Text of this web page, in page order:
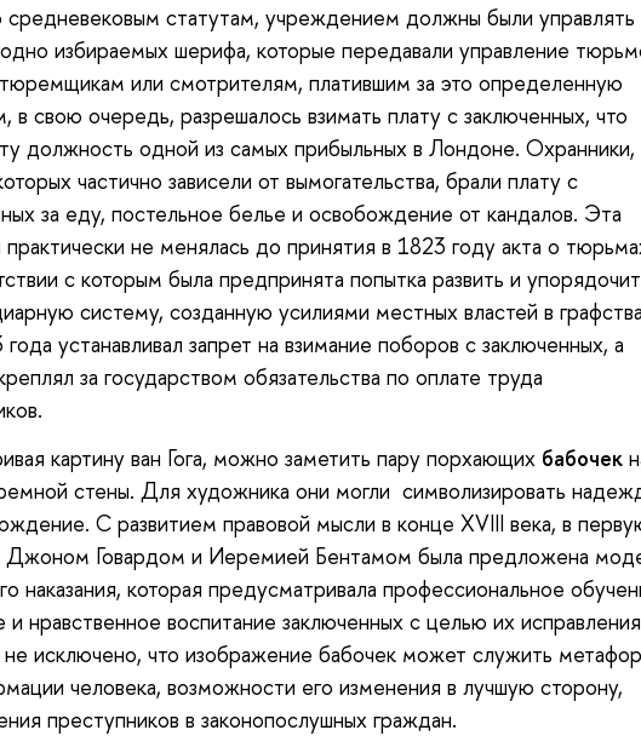
средневековым статутам, учреждением должны были управлять
избираемых шерифа, которые передавали управление
или смотрителям, платившим за это определенную
в свою очередь, разрешалось взимать плату с заключенных, что
должность одной из самых прибыльных в Лондоне. Охранники,
частично зависели от вымогательства, брали плату с
за еду, постельное белье и освобождение от кандалов. Эта
практически не менялась до принятия в 1823 году акта о
с которым была предпринята попытка развить и
систему, созданную усилиями местных властей в
устанавливал запрет на взимание поборов с заключенных, а
за государством обязательства по оплате труда
картину ван Гога, можно заметить пару порхающих бабочек
стены. Для художника они могли символизировать
С развитием правовой мысли в конце XVIII века, в
Джоном Говардом и Иеремией Бентамом была предложена
наказания, которая предусматривала профессиональное
и нравственное воспитание заключенных с целью их
исключено, что изображение бабочек может служить
человека, возможности его изменения в лучшую сторону,
преступников в законопослушных граждан.